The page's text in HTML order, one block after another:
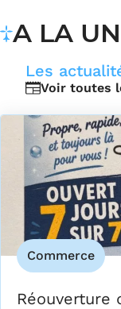
A LA
Les
Voir toutes
Commerce
Réouverture